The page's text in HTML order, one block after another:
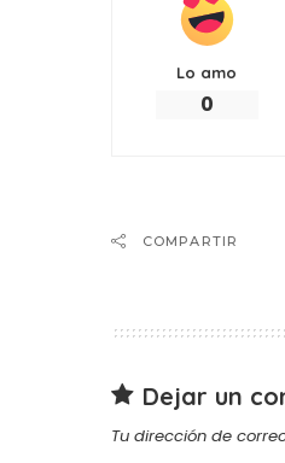
Lo amo
0
COMPARTIR
Dejar un
Tu dirección de